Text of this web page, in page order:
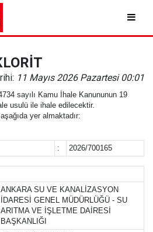
11 Mayıs 2026 Pazartesi 00:01
sayılı Kamu İhale Kanununun 19
usulü ile ihale edilecektir.
yer almaktadır:
: 2026/700165
ANKARA SU VE KANALİZASYON
İDARESİ GENEL MÜDÜRLÜĞÜ - SU
ARITMA VE İŞLETME DAİRESİ
BAŞKANLIĞI